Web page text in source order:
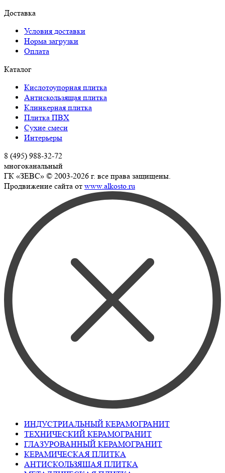
Доставка
Условия доставки
Норма загрузки
Оплата
Каталог
Кислотоупорная плитка
Антискользящая плитка
Клинкерная плитка
Плитка ПВХ
Сухие смеси
Интерьеры
8 (495) 988-32-72
многоканальный
ГК «ЗЕВС» © 2003-2026 г. все права защищены.
Продвижение сайта от www.alkosto.ru
ИНДУСТРИАЛЬНЫЙ КЕРАМОГРАНИТ
ТЕХНИЧЕСКИЙ КЕРАМОГРАНИТ
ГЛАЗУРОВАННЫЙ КЕРАМОГРАНИТ
КЕРАМИЧЕСКАЯ ПЛИТКА
АНТИСКОЛЬЗЯЩАЯ ПЛИТКА